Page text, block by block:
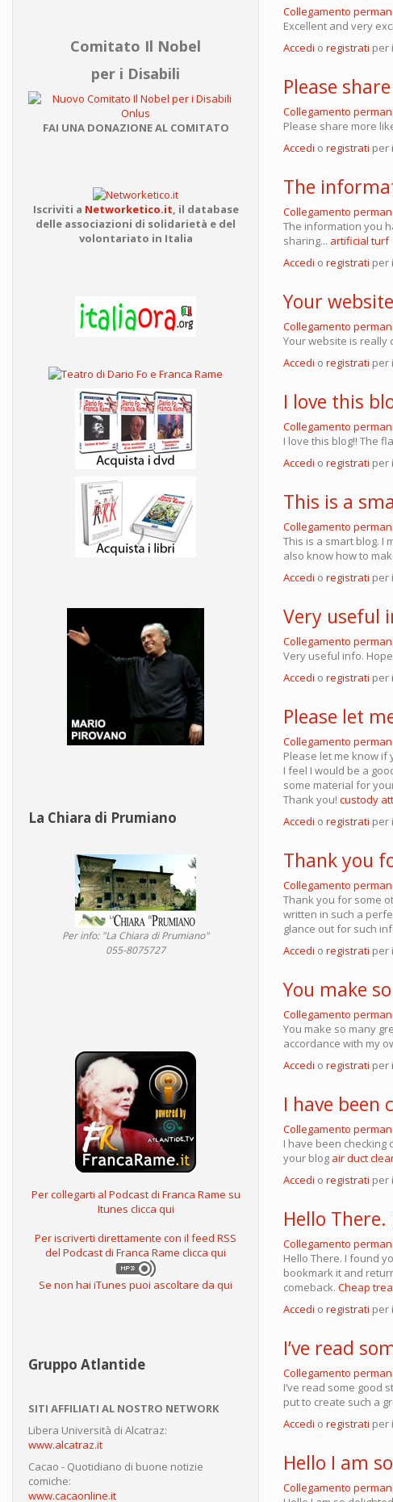
Comitato Il Nobel
per i Disabili
FAI UNA DONAZIONE AL COMITATO
Iscriviti a Networketico.it il database
delle associazioni di solidarietà e del
volontariato in Italia
La Chiara di Prumiano
Per info: "La Chiara di Prumiano"
055-8075727
Per collegarti al Podcast di Franca Rame su
Itunes clicca qui
Per iscriverti direttamente con il feed RSS
del Podcast di Franca Rame clicca qui
Se non hai iTunes puoi ascoltare da qui
Gruppo Atlantide
SITI AFFILIATI AL NOSTRO NETWORK
Libera Università di Alcatraz:
www.alcatraz.it
Cacao - Quotidiano di buone notizie
comiche:
www.cacaonline.it
Collegamento
Excellent and very
Accedi o registrati per
Please
Collegamento
Please share more
Accedi o registrati per
The
Collegamento
The information you
sharing... artificial turf
Accedi o registrati per
Your
Collegamento
Your website is really
Accedi o registrati per
I love this
Collegamento
I love this blog!! The
Accedi o registrati per
This is a
Collegamento
This is a smart blog. I
also know how to
Accedi o registrati per
Very useful
Collegamento
Very useful info.
Accedi o registrati per
Please let
Collegamento
Please let me know if
I feel I would be a
some material for
Thank you! custody
Accedi o registrati per
Thank you
Collegamento
Thank you for some
written in such a
glance out for such
Accedi o registrati per
You make
Collegamento
You make so many
accordance with my
Accedi o registrati per
I have been
Collegamento
I have been
your blog air duct
Accedi o registrati per
Hello
Collegamento
Hello There. I found
bookmark it and
comeback. Cheap
Accedi o registrati per
I’ve read
Collegamento
I’ve read some good
put to create such a
Accedi o registrati per
Hello I am
Collegamento